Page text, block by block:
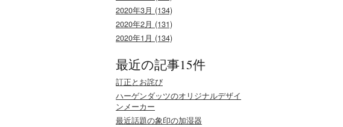
2020年3月 (134)
2020年2月 (131)
2020年1月 (134)
最近の記事15件
訂正とお詫び
ハーゲンダッツのオリジナルデザイ
ンメーカー
最近話題の象印の加湿器